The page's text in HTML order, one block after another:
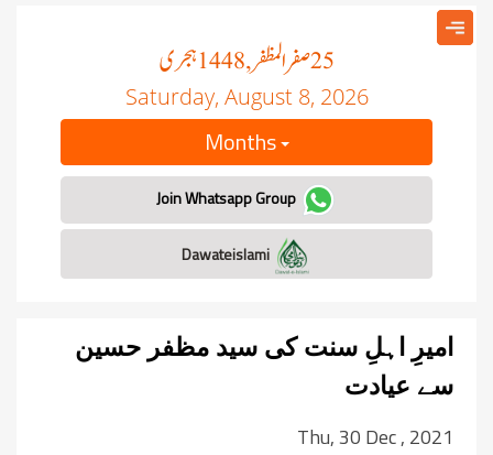
25صفر المظفر, 1448 ہجری
Saturday, August 8, 2026
Months
Join Whatsapp Group
امیرِ اہلِ سنت کی سید مظفر حسین
سے عیادت
Thu, 30 Dec , 2021